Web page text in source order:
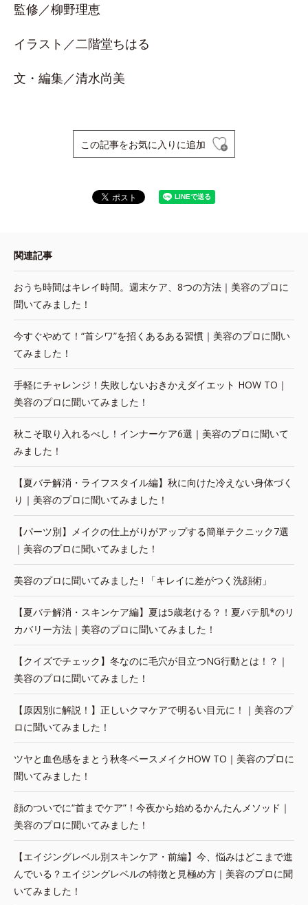
監修／柳野理恵
イラスト／二階堂ちはる
文・編集／清水尚美
この記事をお気に入りに追加
関連記事
おうち時間はキレイ時間。週末ケア、8つの方法｜美容のプロに
聞いてみました！
今すぐやめて！“首シワ”を招くあるある習慣｜美容のプロに聞い
てみました！
手軽にチャレンジ！失敗しないおきかえダイエット HOW TO｜
美容のプロに聞いてみました！
秋こそ取り入れるべし！インナーケア6選｜美容のプロに聞いて
みました！
【夏バテ解消・ライフスタイル編】秋に向けた冷えない身体づく
り｜美容のプロに聞いてみました！
【パーツ別】メイクの仕上がりがアップする簡単テクニック7選
｜美容のプロに聞いてみました！
美容のプロに聞いてみました ! 「キレイに差がつく洗顔術」
【夏バテ解消・スキンケア編】夏は5歳老ける？！夏バテ肌*のリ
カバリー方法｜美容のプロに聞いてみました！
【クイズでチェック】冬なのに毛穴が目立つNG行動とは！？｜
美容のプロに聞いてみました！
【原因別に解説！】正しいクマケアで明るい目元に！｜美容のプ
ロに聞いてみました！
ツヤと血色感をまとう秋冬ベースメイクHOW TO｜美容のプロに
聞いてみました！
顔のついでに“首までケア”！今夜から始めるかんたんメソッド｜
美容のプロに聞いてみました！
【エイジングレベル別スキンケア・前編】今、悩みはどこまで進
んでいる？エイジングレベルの特徴と見極め方｜美容のプロに聞
いてみました！